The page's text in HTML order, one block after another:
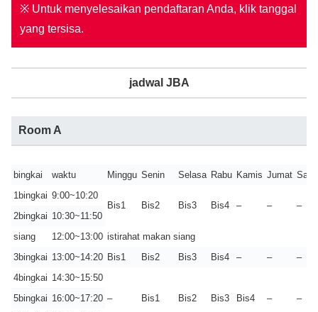
※ Untuk menyelesaikan pendaftaran Anda, klik tanggal
yang tersisa.
jadwal JBA
Room A
bingkai waktu Minggu Senin Selasa Rabu Kamis Jumat
1bingkai 9:00~10:20
Bis1
Bis2 Bis3 Bis4 – –
–
2bingkai 10:30~11:50
siang
12:00~13:00 istirahat makan siang
3bingkai 13:00~14:20 Bis1 Bis2 Bis3 Bis4 – –
–
4bingkai 14:30~15:50
–
Bis1 Bis2 Bis3 Bis4 – –
5bingkai 16:00~17:20